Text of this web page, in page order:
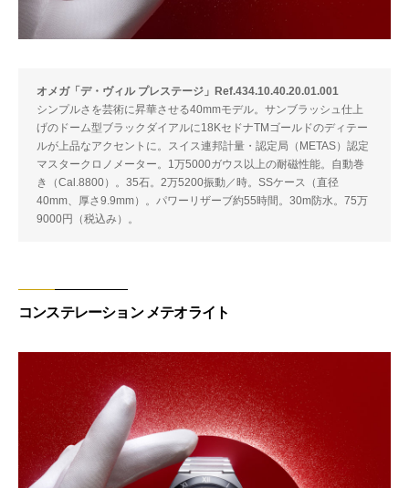
オメガ「デ・ヴィル プレステージ」Ref.434.10.40.20.01.001
シンプルさを芸術に昇華させる40mmモデル。サンブラッシュ仕上
げのドーム型ブラックダイアルに18KセドナTMゴールドのディテー
ルが上品なアクセントに。スイス連邦計量・認定局（METAS）認定
マスタークロノメーター。1万5000ガウス以上の耐磁性能。自動巻
き（Cal.8800）。35石。2万5200振動／時。SSケース（直径
40mm、厚さ9.9mm）。パワーリザーブ約55時間。30m防水。75万
9000円（税込み）。
コンステレーション メテオライト